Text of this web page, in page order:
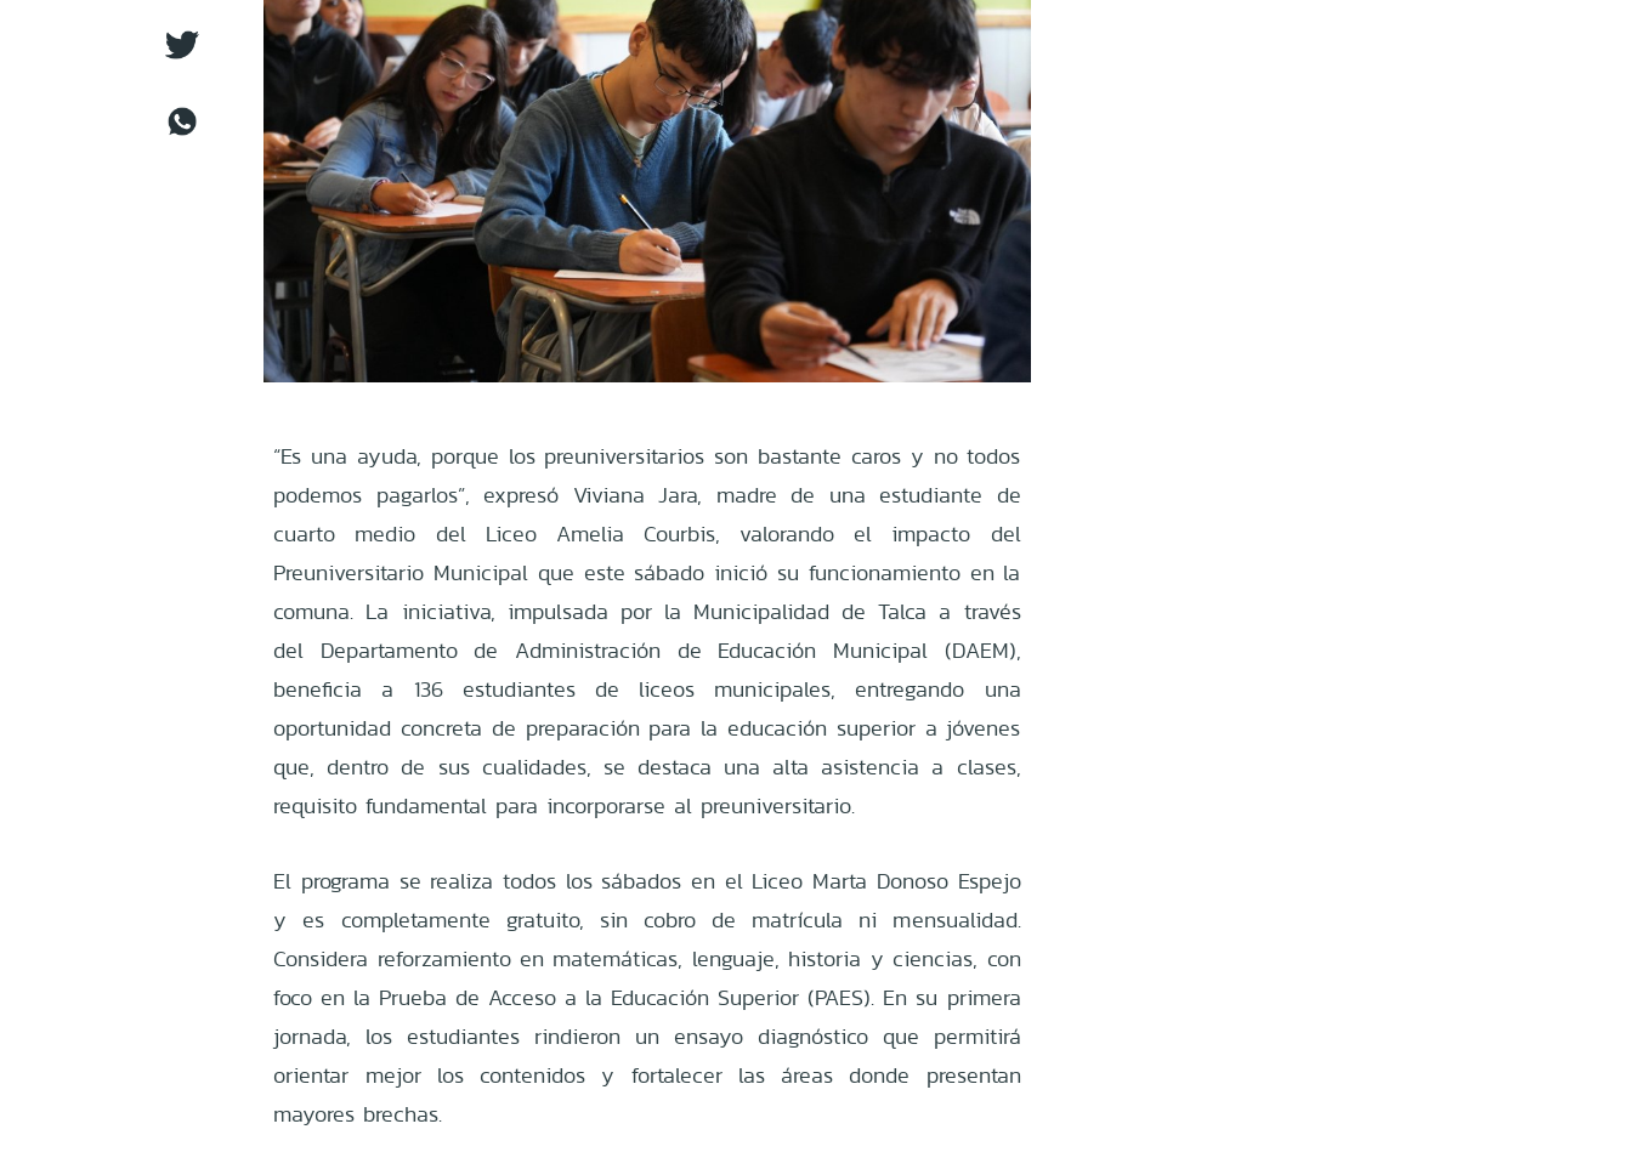
“Es una ayuda, porque los preuniversitarios son bastante caros y no todos
podemos pagarlos”, expresó Viviana Jara, madre de una estudiante de
cuarto medio del Liceo Amelia Courbis, valorando el impacto del
Preuniversitario Municipal que este sábado inició su funcionamiento en la
comuna. La iniciativa, impulsada por la Municipalidad de Talca a través
del Departamento de Administración de Educación Municipal (DAEM),
beneficia a 136 estudiantes de liceos municipales, entregando una
oportunidad concreta de preparación para la educación superior a jóvenes
que, dentro de sus cualidades, se destaca una alta asistencia a clases,
requisito fundamental para incorporarse al preuniversitario.
El programa se realiza todos los sábados en el Liceo Marta Donoso Espejo
y es completamente gratuito, sin cobro de matrícula ni mensualidad.
Considera reforzamiento en matemáticas, lenguaje, historia y ciencias, con
foco en la Prueba de Acceso a la Educación Superior (PAES). En su primera
jornada, los estudiantes rindieron un ensayo diagnóstico que permitirá
orientar mejor los contenidos y fortalecer las áreas donde presentan
mayores brechas.